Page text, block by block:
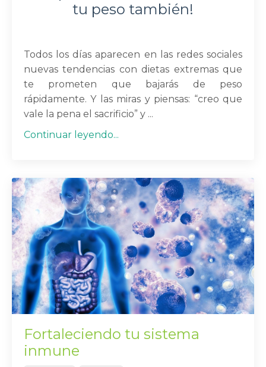
tu peso también!
Todos los días aparecen en las redes sociales
nuevas tendencias con dietas extremas que
te prometen que bajarás de peso
rápidamente. Y las miras y piensas: “creo que
vale la pena el sacrificio” y ...
Continuar leyendo...
Fortaleciendo tu sistema
inmune